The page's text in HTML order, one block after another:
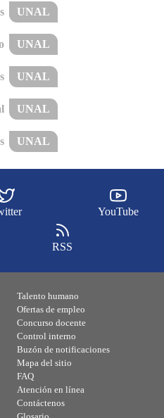
UNAL
UNAL
UNAL
UNAL
UNAL
YouTube
RSS
Talento humano
Ofertas de empleo
Concurso docente
Control interno
Buzón de notificaciones
Mapa del sitio
FAQ
Atención en línea
Contáctenos